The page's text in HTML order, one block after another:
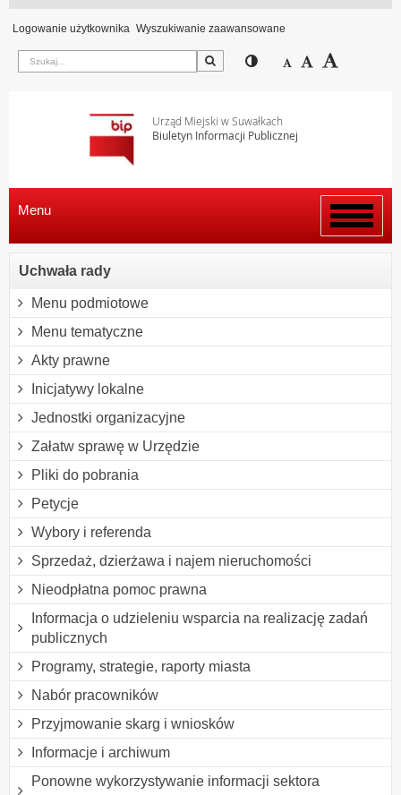
Logowanie użytkownika Wyszukiwanie zaawansowane
Szukaj Przełącz pomiędzy
Zmniejsz
Domyślny
Urząd Miejski w Suwałkach
Biuletyn Informacji Publicznej
Włącz
menu
Menu
Uchwała rady
Menu podmiotowe
Menu tematyczne
Akty prawne
Inicjatywy lokalne
Jednostki organizacyjne
Załatw sprawę w Urzędzie
Pliki do pobrania
Petycje
Wybory i referenda
Sprzedaż, dzierżawa i najem nieruchomości
Nieodpłatna pomoc prawna
Informacja o udzieleniu wsparcia na realizację zadań
publicznych
Programy, strategie, raporty miasta
Nabór pracowników
Przyjmowanie skarg i wniosków
Informacje i archiwum
Ponowne wykorzystywanie informacji sektora